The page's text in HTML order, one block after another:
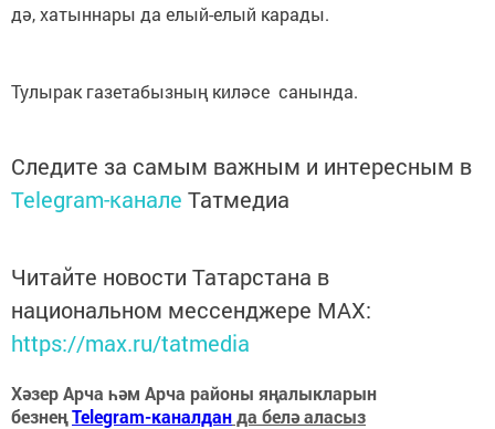
дә, хатыннары да елый-елый карады.
Тулырак газетабызның киләсе санында.
Следите за самым важным и интересным в
Telegram-канале Татмедиа
Читайте новости Татарстана в
национальном мессенджере MАХ:
https://max.ru/tatmedia
Хәзер Арча һәм Арча районы яңалыкларын
безнеңTelegram-каналданда белә аласыз